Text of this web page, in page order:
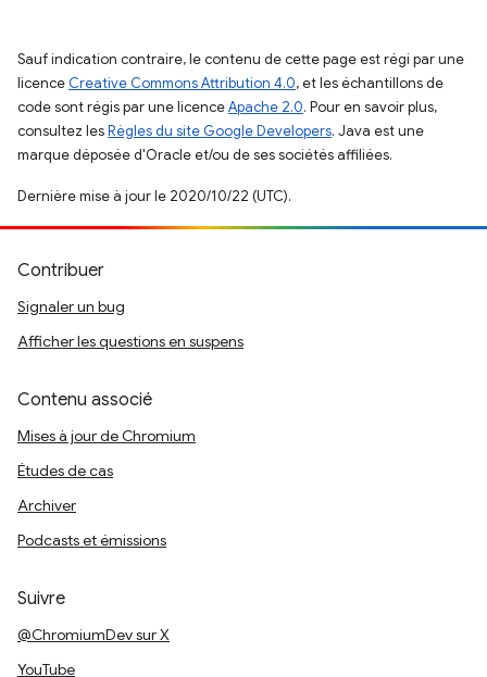
Sauf indication contraire, le contenu de cette page est régi par une
licence Creative Commons Attribution 4.0, et les échantillons de
code sont régis par une licenceApache 2.0. Pour en savoir plus,
consultez lesRègles du site Google Developers. Java est une
marque déposée d'Oracle et/ou de ses sociétés affiliées.
Dernière mise à jour le 2020/10/22 (UTC).
Contribuer
Signaler un bug
Afficher les questions en suspens
Contenu associé
Mises à jour de Chromium
Études de cas
Archiver
Podcasts et émissions
Suivre
@ChromiumDev sur X
YouTube